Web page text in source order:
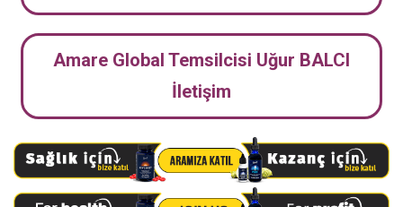
Amare Global Temsilcisi Uğur BALCI
İletişim